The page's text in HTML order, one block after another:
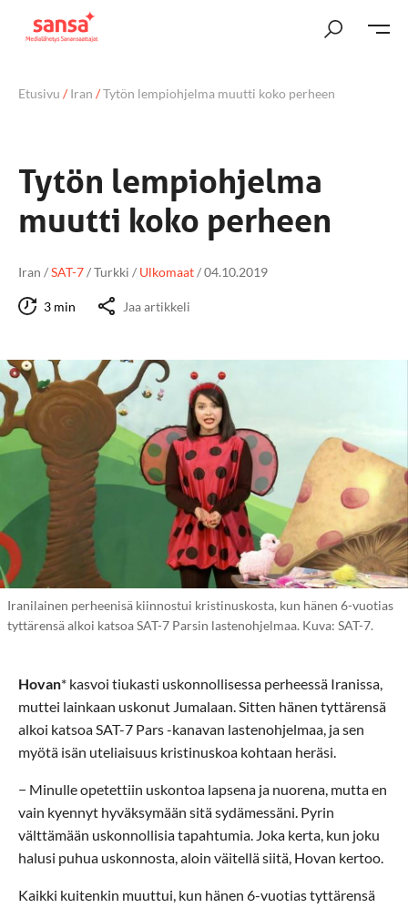
Etusivu /Iran /Tytön lempiohjelma muutti koko perheen
Tytön lempiohjelma
muutti koko perheen
Iran /SAT-7/Turkki / Ulkomaat/04.10.2019
3 min Jaa artikkeli
Iranilainen perheenisä kiinnostui kristinuskosta, kun hänen 6-vuotias
tyttärensä alkoi katsoa SAT-7 Parsin lastenohjelmaa. Kuva: SAT-7.
Hovan* kasvoi tiukasti uskonnollisessa perheessä Iranissa,
muttei lainkaan uskonut Jumalaan. Sitten hänen tyttärensä
alkoi katsoa SAT-7 Pars -kanavan lastenohjelmaa, ja sen
myötä isän uteliaisuus kristinuskoa kohtaan heräsi.
− Minulle opetettiin uskontoa lapsena ja nuorena, mutta en
vain kyennyt hyväksymään sitä sydämessäni. Pyrin
välttämään uskonnollisia tapahtumia. Joka kerta, kun joku
halusi puhua uskonnosta, aloin väitellä siitä, Hovan kertoo.
Kaikki kuitenkin muuttui, kun hänen 6-vuotias tyttärensä